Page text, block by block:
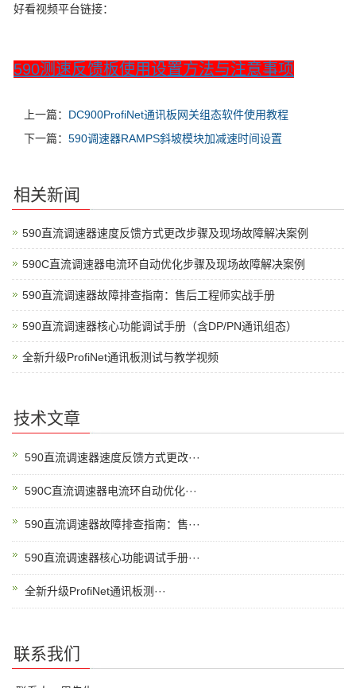
好看视频平台链接：
590测速反馈板使用设置方法与注意事项
上一篇： DC900ProfiNet通讯板网关组态软件使用教程
下一篇： 590调速器RAMPS斜坡模块加减速时间设置
相关新闻
590直流调速器速度反馈方式更改步骤及现场故障解决案例
590C直流调速器电流环自动优化步骤及现场故障解决案例
590直流调速器故障排查指南：售后工程师实战手册
590直流调速器核心功能调试手册（含DP/PN通讯组态）
全新升级ProfiNet通讯板测试与教学视频
技术文章
590直流调速器速度反馈方式更改···
590C直流调速器电流环自动优化···
590直流调速器故障排查指南：售···
590直流调速器核心功能调试手册···
全新升级ProfiNet通讯板测···
联系我们